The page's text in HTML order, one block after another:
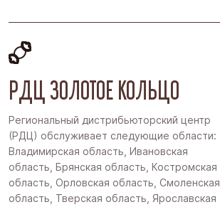
РДЦ ЗОЛОТОЕ КОЛЬЦО
Региональный дистрибьюторский центр
(РДЦ) обслуживает следующие области:
Владимирская область, Ивановская
область, Брянская область, Костромская
область, Орловская область, Смоленская
область, Тверская область, Ярославская